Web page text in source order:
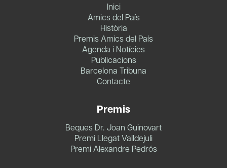
Inici
Amics del País
Història
Premis Amics del País
Agenda i Notícies
Publicacions
Barcelona Tribuna
Contacte
Premis
Beques Dr. Joan Guinovart
Premi Llegat Valldejuli
Premi Alexandre Pedrós